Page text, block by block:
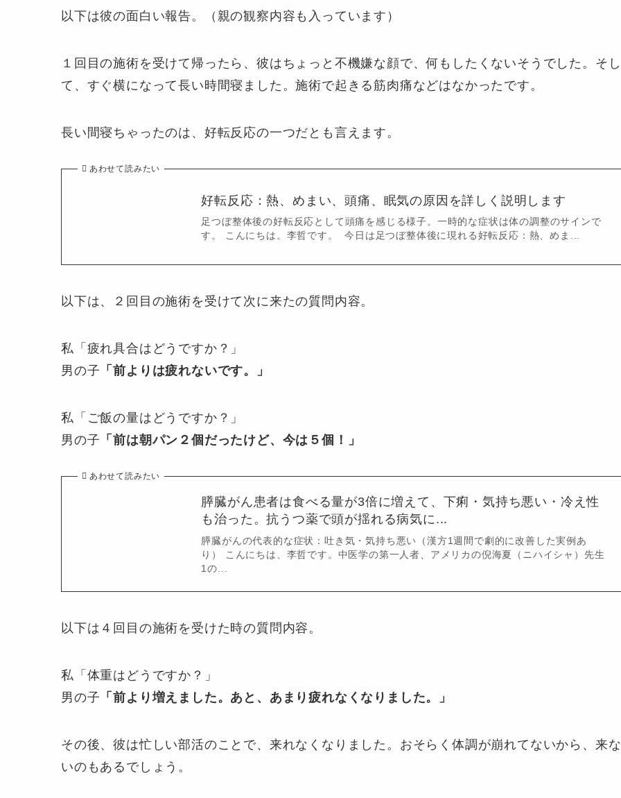
以下は彼の面白い報告。（親の観察内容も入っています）
１回目の施術を受けて帰ったら、彼はちょっと不機嫌な顔で、何もしたくないそうでした。そし
て、すぐ横になって長い時間寝ました。施術で起きる筋肉痛などはなかったです。
長い間寝ちゃったのは、好転反応の一つだとも言えます。
あわせて読みたい
好転反応：熱、めまい、頭痛、眠気の原因を詳しく説明します
足つぼ整体後の好転反応として頭痛を感じる様子。一時的な症状は体の調整のサインで
す。 こんにちは。李哲です。 今日は足つぼ整体後に現れる好転反応：熱、めま...
以下は、２回目の施術を受けて次に来たの質問内容。
私「疲れ具合はどうですか？」
男の子 「前よりは疲れないです。」
私「ご飯の量はどうですか？」
男の子 「前は朝パン２個だったけど、今は５個！」
あわせて読みたい
膵臓がん患者は食べる量が3倍に増えて、下痢・気持ち悪い・冷え性
も治った。抗うつ薬で頭が揺れる病気に...
膵臓がんの代表的な症状：吐き気・気持ち悪い（漢方1週間で劇的に改善した実例あ
り） こんにちは、李哲です。中医学の第一人者、アメリカの倪海夏（ニハイシャ）先生
1の...
以下は４回目の施術を受けた時の質問内容。
私「体重はどうですか？」
男の子 「前より増えました。あと、あまり疲れなくなりました。」
その後、彼は忙しい部活のことで、来れなくなりました。おそらく体調が崩れてないから、来な
いのもあるでしょう。